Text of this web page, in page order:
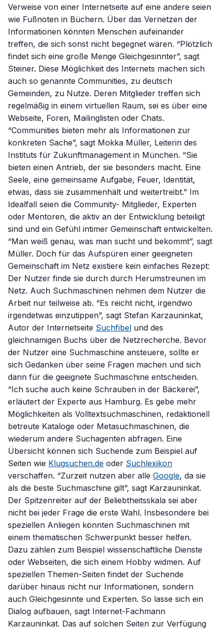
Verweise von einer Internetseite auf eine andere seien
wie Fußnoten in Büchern. Über das Vernetzen der
Informationen könnten Menschen aufeinander
treffen, die sich sonst nicht begegnet wären. “Plötzlich
findet sich eine große Menge Gleichgesinnter”, sagt
Steiner. Diese Möglichkeit des Internets machen sich
auch so genannte Communities, zu deutsch
Gemeinden, zu Nutze. Deren Mitglieder treffen sich
regelmäßig in einem virtuellen Raum, sei es über eine
Webseite, Foren, Mailinglisten oder Chats.
“Communities bieten mehr als Informationen zur
konkreten Sache”, sagt Mokka Müller, Leiterin des
Instituts für Zukunftmanagement in München. “Sie
bieten einen Antrieb, der sie besonders macht. Eine
Seele, eine gemeinsame Aufgabe, Feuer, Identität,
etwas, dass sie zusammenhält und weitertreibt.” Im
Idealfall seien die Community- Mitglieder, Experten
oder Mentoren, die aktiv an der Entwicklung beteiligt
sind und ein Gefühl intimer Gemeinschaft entwickelten.
“Man weiß genau, was man sucht und bekommt”, sagt
Müller. Doch für das Aufspüren einer geeigneten
Gemeinschaft im Netz existiere kein einfaches Rezept:
Der Nutzer finde sie durch durch Herumstreunen im
Netz. Auch Suchmaschinen nehmen dem Nutzer die
Arbeit nur teilweise ab. “Es reicht nicht, irgendwo
irgendetwas einzutippen”, sagt Stefan Karzauninkat,
Autor der Internetseite Suchfibel und des
gleichnamigen Buchs über die Netzrecherche. Bevor
der Nutzer eine Suchmaschine ansteuere, sollte er
sich Gedanken über seine Fragen machen und sich
dann für die geeignete Suchmaschine entscheiden.
“Ich suche auch keine Schrauben in der Bäckerei”,
erläutert der Experte aus Hamburg. Es gebe mehr
Möglichkeiten als Volltextsuchmaschinen, redaktionell
betreute Kataloge oder Metasuchmaschinen, die
wiederum andere Suchagenten abfragen. Eine
Übersicht können sich Suchende zum Beispiel auf
Seiten wie Klugsuchen.de oder Suchlexikon
verschaffen. “Zurzeit nutzen aber alle Google, da sie
als die beste Suchmaschine gilt”, sagt Karzauninkat.
Der Spitzenreiter auf der Beliebtheitsskala sei aber
nicht bei jeder Frage die erste Wahl. Insbesondere bei
speziellen Anliegen könnten Suchmaschinen mit
einem thematischen Schwerpunkt besser helfen.
Dazu zählen zum Beispiel wissenschaftliche Dienste
oder Webseiten, die sich einem Hobby widmen. Auf
speziellen Themen-Seiten findet der Suchende
darüber hinaus nicht nur Informationen, sondern
auch Gleichgesinnte und Experten. So lasse sich ein
Dialog aufbauen, sagt Internet-Fachmann
Karzauninkat. Das auf solchen Seiten zur Verfügung